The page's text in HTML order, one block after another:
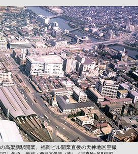
高架新駅開業、福岡ビル開業直後の天神地区空撮